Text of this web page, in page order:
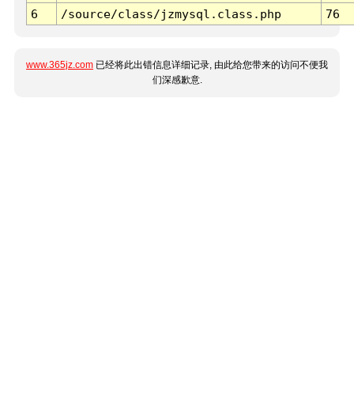
6
/source/class/jzmysql.class.php 76
www.365jz.com 已经将此出错信息详细记录, 由此给您带来的访问不便我
们深感歉意.